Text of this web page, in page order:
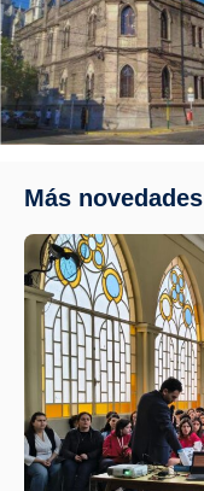
Más novedades